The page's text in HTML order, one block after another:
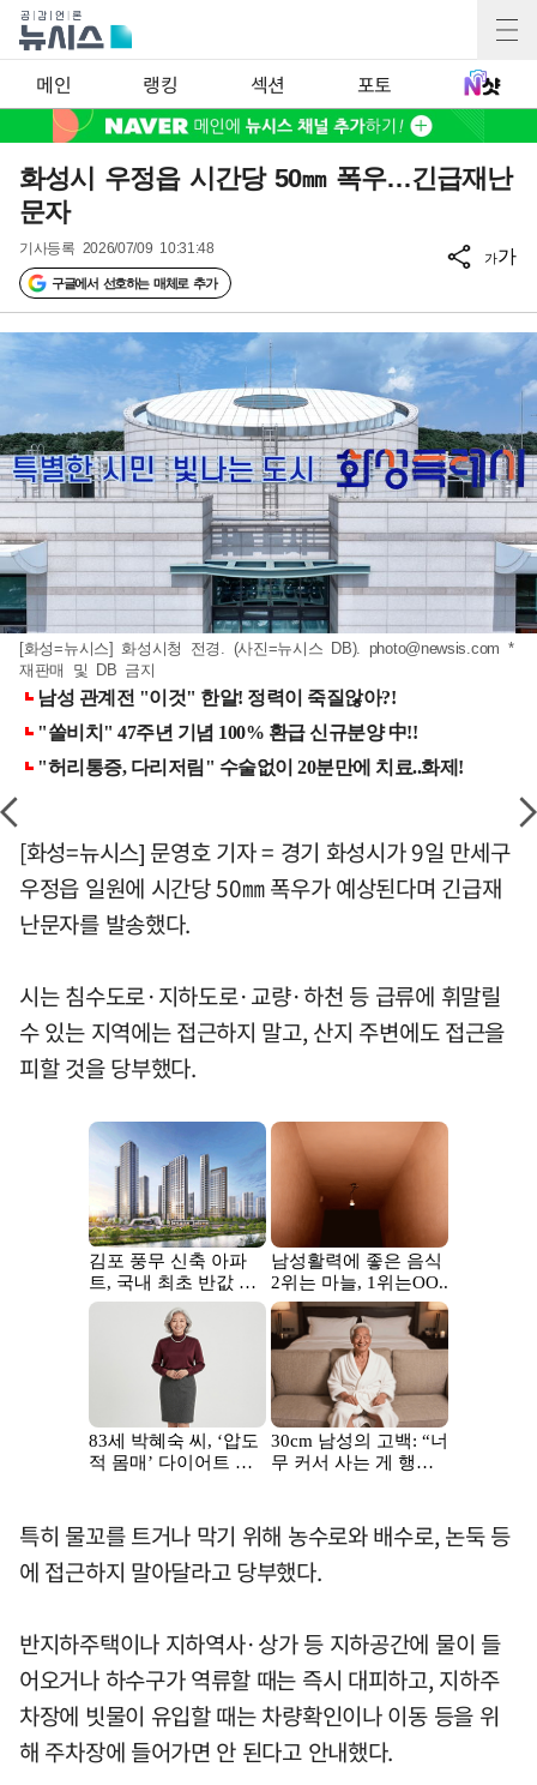
메인 랭킹 섹션 포토
화성시 우정읍 시간당 50㎜ 폭우…긴급재난
문자
기사등록 2026/07/09 10:31:48
구글에서 선호하는 매체로 추가
가가
[화성=뉴시스] 화성시청 전경. (사진=뉴시스 DB). photo@newsis.com *
재판매 및 DB 금지
[화성=뉴시스] 문영호 기자 = 경기 화성시가 9일 만세구
우정읍 일원에 시간당 50㎜ 폭우가 예상된다며 긴급재
난문자를 발송했다.
시는 침수도로·지하도로·교량·하천 등 급류에 휘말릴
수 있는 지역에는 접근하지 말고, 산지 주변에도 접근을
피할 것을 당부했다.
특히 물꼬를 트거나 막기 위해 농수로와 배수로, 논둑 등
에 접근하지 말아달라고 당부했다.
반지하주택이나 지하역사·상가 등 지하공간에 물이 들
어오거나 하수구가 역류할 때는 즉시 대피하고, 지하주
차장에 빗물이 유입할 때는 차량확인이나 이동 등을 위
해 주차장에 들어가면 안 된다고 안내했다.